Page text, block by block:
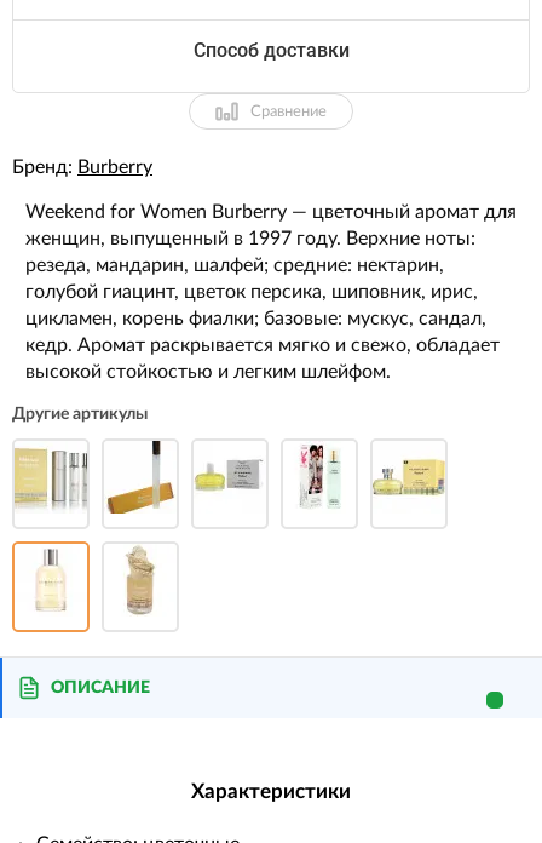
Способ доставки
Сравнение
Бренд: Burberry
Weekend for Women Burberry — цветочный аромат для
женщин, выпущенный в 1997 году. Верхние ноты:
резеда, мандарин, шалфей; средние: нектарин,
голубой гиацинт, цветок персика, шиповник, ирис,
цикламен, корень фиалки; базовые: мускус, сандал,
кедр. Аромат раскрывается мягко и свежо, обладает
высокой стойкостью и легким шлейфом.
Другие артикулы
ОПИСАНИЕ
Характеристики